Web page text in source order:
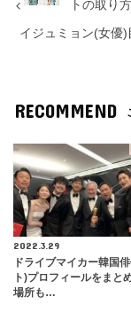
トの取り
イジュミョン(女優
RECOMMEND
2022.3.29
ドライブマイカー韓国
ト)プロフィールをまと
場所も…